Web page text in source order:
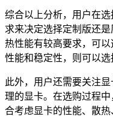
综合以上分析，用户在
求来决定选择定制版还
热性能有较高要求，可
性能和稳定性，则可以选
此外，用户还需要关注
理的显卡。在选购过程
合考虑显卡的性能、散